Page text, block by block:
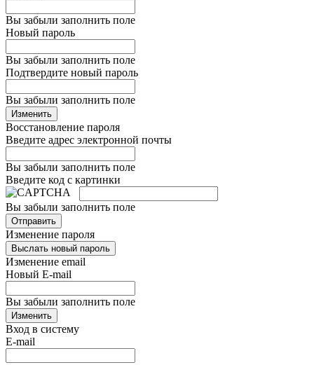
Вы забыли заполнить поле
Новый пароль
Вы забыли заполнить поле
Подтвердите новый пароль
Вы забыли заполнить поле
Изменить
Восстановление пароля
Введите адрес электронной почты
Вы забыли заполнить поле
Введите код с картинки
Вы забыли заполнить поле
Отправить
Изменение пароля
Выслать новый пароль
Изменение email
Новый E-mail
Вы забыли заполнить поле
Изменить
Вход в систему
E-mail